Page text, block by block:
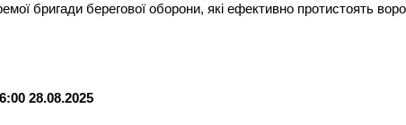
бригади берегової оборони, які ефективно протистоять
28.08.2025